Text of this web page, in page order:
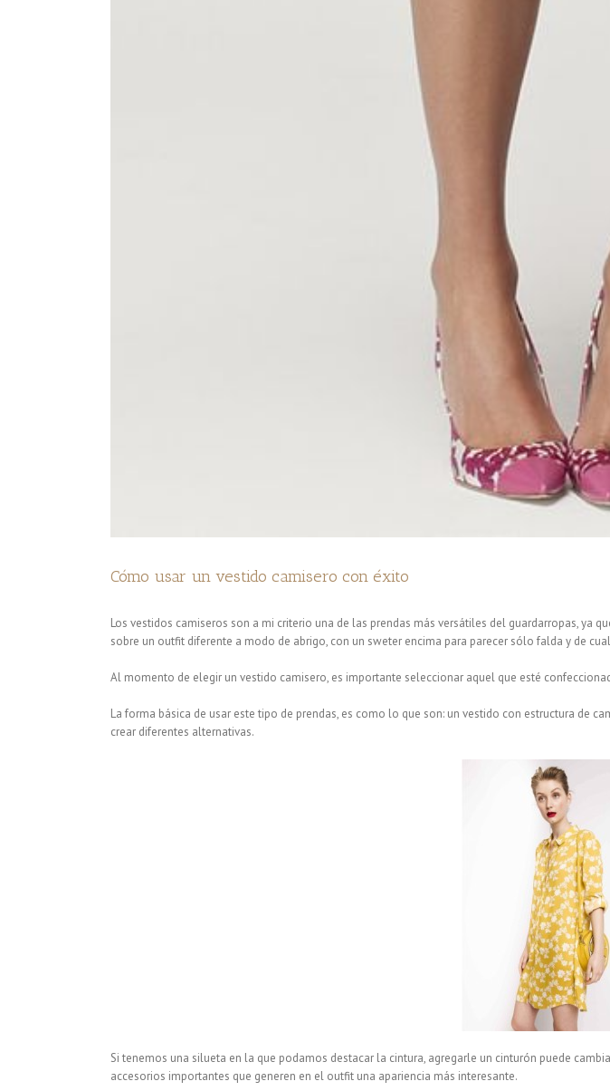
Cómo usar un vestido camisero con éxito
Los vestidos camiseros son a mi criterio una de las prendas más versátiles del guardarropas,
sobre un outfit diferente a modo de abrigo, con un sweter encima para parecer sólo falda y de
Al momento de elegir un vestido camisero, es importante seleccionar aquel que esté
La forma básica de usar este tipo de prendas, es como lo que son: un vestido con estructura de
crear diferentes alternativas.
Si tenemos una silueta en la que podamos destacar la cintura, agregarle un cinturón puede
accesorios importantes que generen en el outfit una apariencia más interesante.